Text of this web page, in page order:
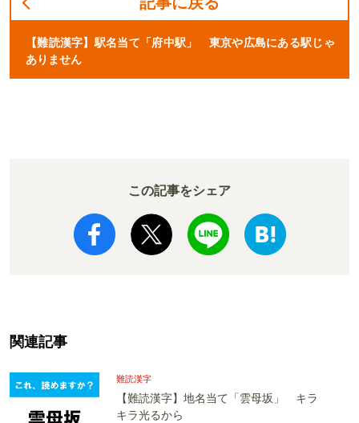
【難読漢字】駅名当て「府中駅」 東京や広島にある駅じゃ
ありません
この記事をシェア
関連記事
難読漢字
【難読漢字】地名当て「雲母坂」 キラ
キラ光るから